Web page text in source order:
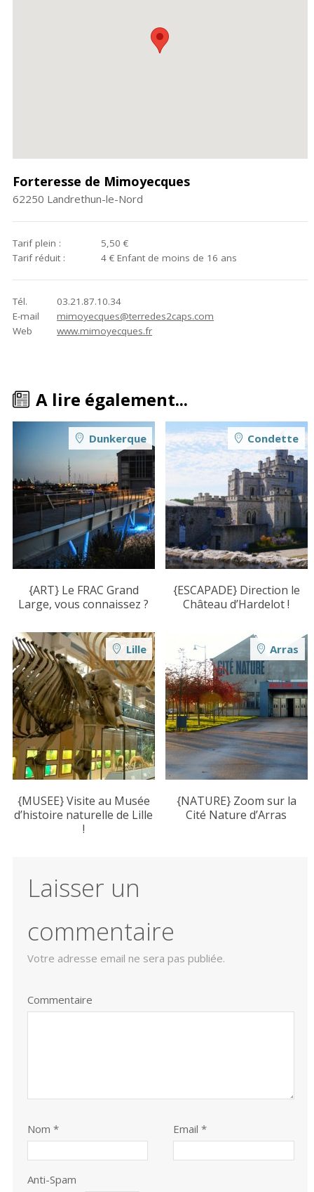
Forteresse de Mimoyecques
62250 Landrethun-le-Nord
Tarif plein :
5,50 €
Tarif réduit :
4 € Enfant de moins de 16 ans
Tél.
03.21.87.10.34
E-mail
mimoyecques@terredes2caps.com
Web
www.mimoyecques.fr
A lire également...
{ART} Le FRAC Grand
Large, vous connaissez ?
Dunkerque
{ESCAPADE} Direction le
Château d’Hardelot !
Condette
{MUSEE} Visite au Musée
d’histoire naturelle de Lille
!
Lille
{NATURE} Zoom sur la
Cité Nature d’Arras
Arras
Laisser un
commentaire
Votre adresse email ne sera pas publiée.
Commentaire
Nom * Email *
Anti-Spam